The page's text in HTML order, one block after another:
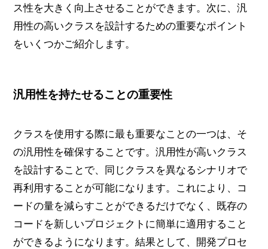
ス性を大きく向上させることができます。次に、汎
用性の高いクラスを設計するための重要なポイント
をいくつかご紹介します。
汎用性を持たせることの重要性
クラスを使用する際に最も重要なことの一つは、そ
の汎用性を確保することです。汎用性が高いクラス
を設計することで、同じクラスを異なるシナリオで
再利用することが可能になります。これにより、コ
ードの量を減らすことができるだけでなく、既存の
コードを新しいプロジェクトに簡単に適用すること
ができるようになります。結果として、開発プロセ